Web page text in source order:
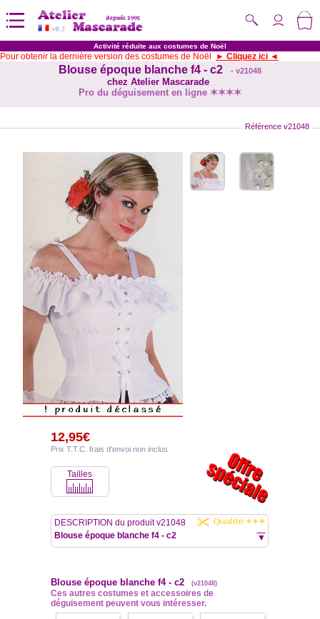
Activité réduite aux costumes de Noël
Pour obtenir la dernière version des costumes de Noël ► Cliquez ici ◄
Blouse époque blanche f4 - c2 - v21048
chez Atelier Mascarade
Pro du déguisement en ligne ✶✶✶✶
Référence v21048
12,95€
Prix T.T.C. frais d'envoi non inclus
Tailles
DESCRIPTION du produit v21048
Blouse époque blanche f4 - c2
▼
Blouse époque blanche f4 - c2 (v21048)
Ces autres costumes et accessoires de
déguisement peuvent vous intéresser.